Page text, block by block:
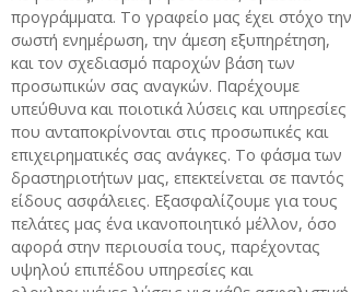
προγράμματα. Το γραφείο μας έχει στόχο την
σωστή ενημέρωση, την άμεση εξυπηρέτηση,
και τον σχεδιασμό παροχών βάση των
προσωπικών σας αναγκών. Παρέχουμε
υπεύθυνα και ποιοτικά λύσεις και υπηρεσίες
που ανταποκρίνονται στις προσωπικές και
επιχειρηματικές σας ανάγκες. Το φάσμα των
δραστηριοτήτων μας, επεκτείνεται σε παντός
είδους ασφάλειες. Εξασφαλίζουμε για τους
πελάτες μας ένα ικανοποιητικό μέλλον, όσο
αφορά στην περιουσία τους, παρέχοντας
υψηλού επιπέδου υπηρεσίες και